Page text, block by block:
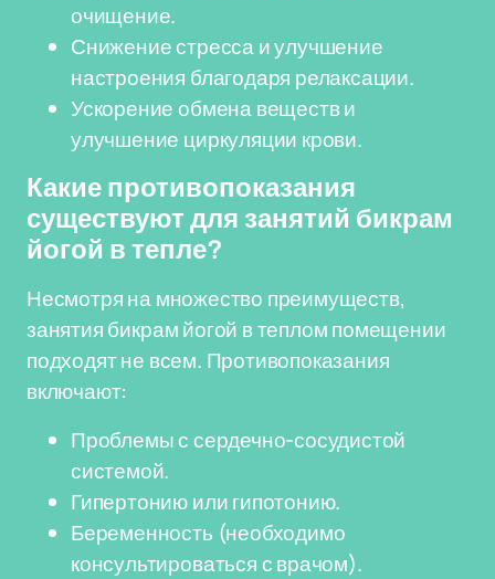
очищение.
Снижение стресса и улучшение
настроения благодаря релаксации.
Ускорение обмена веществ и
улучшение циркуляции крови.
Какие противопоказания
существуют для занятий бикрам
йогой в тепле?
Несмотря на множество преимуществ,
занятия бикрам йогой в теплом помещении
подходят не всем. Противопоказания
включают:
Проблемы с сердечно-сосудистой
системой.
Гипертонию или гипотонию.
Беременность (необходимо
консультироваться с врачом).